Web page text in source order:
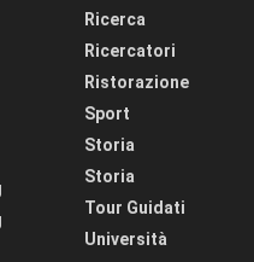
Ricerca
Ricercatori
Ristorazione
Sport
Storia
Storia
Tour Guidati
Università